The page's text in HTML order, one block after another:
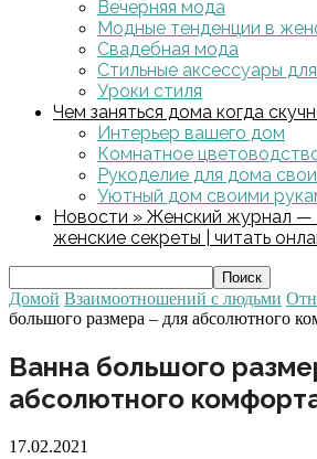
Вечерняя мода
Модные тенденции в
Свадебная мода
Стильные аксессуары
Уроки стиля
Чем заняться дома когда
Интерьер вашего дом
Комнатное
Рукоделие для дома
Уютный дом своими
Новости » Женский журнал —
женские секреты | читать
Домой Взаимоотношений с людьми
большого размера – для абсолютного
Ванна большого
абсолютного
17.02.2021